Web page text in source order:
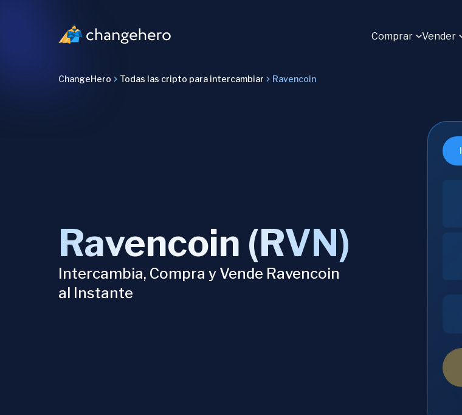
Comprar Vender
ChangeHero Todas las cripto para intercambiar Ravencoin
Ravencoin (RVN)
Intercambia, Compra y Vende Ravencoin
al Instante